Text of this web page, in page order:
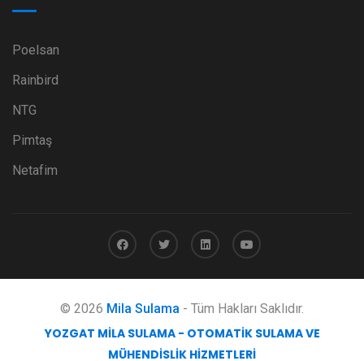
Poelsan
Rainbird
NTG
Pimtaş
Netafim
© 2026 Mila Sulama - Tüm Hakları Saklıdır.
YOZGAT MILA SULAMA - OTOMATIK SULAMA VE
MÜHENDISLIK HIZMETLERI